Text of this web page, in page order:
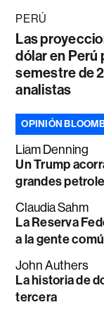
PERÚ
Las
dólar en Perú
semestre de
analistas
OPINIÓN
Liam Denning
Un Trump
grandes
Claudia Sahm
La Reserva
a la gente
John Authers
La historia de
tercera